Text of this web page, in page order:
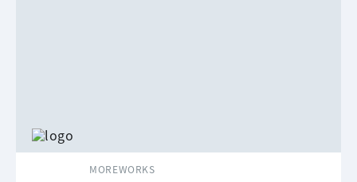
MOREWORKS